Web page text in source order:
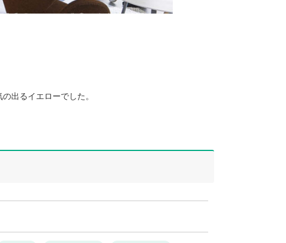
出るイエローでした。